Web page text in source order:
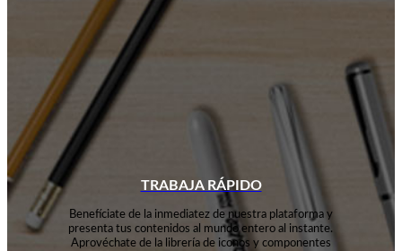
TRABAJA RÁPIDO
Benefíciate de la inmediatez de nuestra plataforma y
presenta tus contenidos al mundo entero al instante.
Aprovéchate de la librería de iconos y componentes